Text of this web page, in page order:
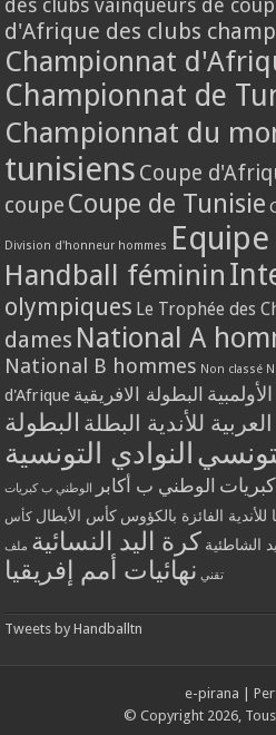
des clubs vainqueurs de
d'Afrique des clubs
Championnat
Championnat de
Championnat du
tunisiens Coupe
coupe Coupe de Tunisie
Division d'honneur hommes
Handball féminin
olympiques Le Trophée des
dames National A
National B hommes Non classé
d'Afrique البطولة الافريقية
للأندية البطلة البطولة
النوادي التونسية
الوطني ب أكابر الوطني ب كبريات
الفائزة بالكؤوس كأس الأبطال كأس
الشاطئية كرة اليد النسائية ملف
تقني نهائيات أمم إفريقيا
Tweets by Handballtn
e-pirana
© Copyright 2026,